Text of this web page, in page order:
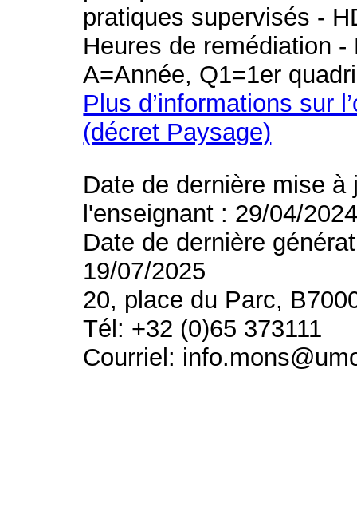
pratiques supervisés -
Heures de remédiation
A=Année, Q1=1er
Plus d’informations sur
(décret Paysage)
Date de dernière mise
l'enseignant : 29/04/
Date de dernière
19/07/2025
20, place du Parc,
Tél: +32 (0)65 373111
Courriel: